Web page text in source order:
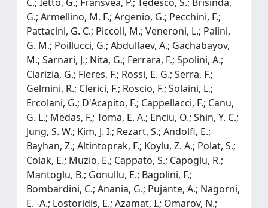
G.; Armellino, M. F.; Argenio, G.; Pecchini, F.;
Pattacini, G. C.; Piccoli, M.; Veneroni, L.; Palini,
G. M.; Poillucci, G.; Abdullaev, A.; Gachabayov,
M.; Sarnari, J.; Nita, G.; Ferrara, F.; Spolini, A.;
Clarizia, G.; Fleres, F.; Rossi, E. G.; Serra, F.;
Gelmini, R.; Clerici, F.; Roscio, F.; Solaini, L.;
Ercolani, G.; D'Acapito, F.; Cappellacci, F.; Canu,
G. L.; Medas, F.; Toma, E. A.; Enciu, O.; Shin, Y. C.;
Jung, S. W.; Kim, J. I.; Rezart, S.; Andolfi, E.;
Bayhan, Z.; Altintoprak, F.; Koylu, Z. A.; Polat, S.;
Colak, E.; Muzio, E.; Cappato, S.; Capoglu, R.;
Mantoglu, B.; Gonullu, E.; Bagolini, F.;
Bombardini, C.; Anania, G.; Pujante, A.; Nagorni,
E. -A.; Lostoridis, E.; Azamat, I.; Omarov, N.;